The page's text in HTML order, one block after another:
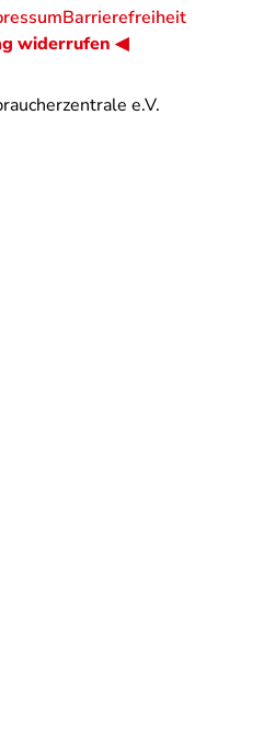
e.V.
Barrierefreiheit
widerrufen ◀